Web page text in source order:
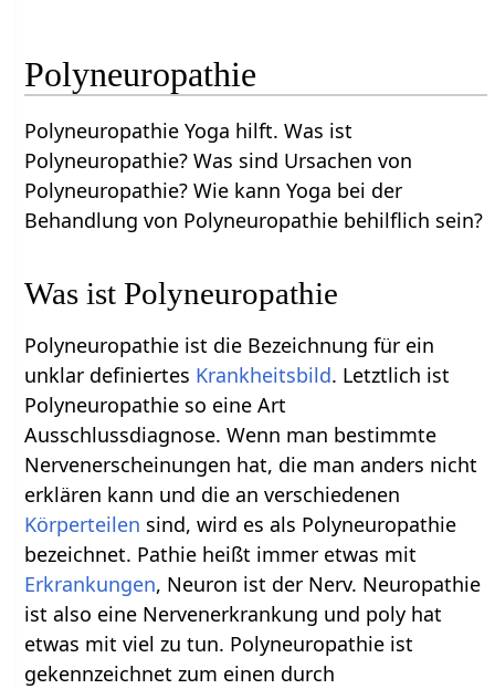
Polyneuropathie
Polyneuropathie Yoga hilft. Was ist
Polyneuropathie? Was sind Ursachen von
Polyneuropathie? Wie kann Yoga bei der
Behandlung von Polyneuropathie behilflich sein?
Was ist Polyneuropathie
Polyneuropathie ist die Bezeichnung für ein
unklar definiertes Krankheitsbild. Letztlich ist
Polyneuropathie so eine Art
Ausschlussdiagnose. Wenn man bestimmte
Nervenerscheinungen hat, die man anders nicht
erklären kann und die an verschiedenen
Körperteilen sind, wird es als Polyneuropathie
bezeichnet. Pathie heißt immer etwas mit
Erkrankungen, Neuron ist der Nerv. Neuropathie
ist also eine Nervenerkrankung und poly hat
etwas mit viel zu tun. Polyneuropathie ist
gekennzeichnet zum einen durch